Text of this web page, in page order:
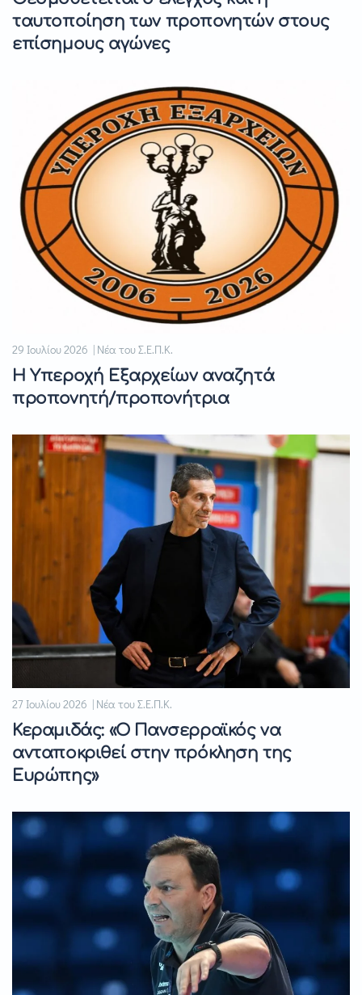
ταυτοποίηση των προπονητών στους
επίσημους αγώνες
29 Ιουλίου 2026 | Νέα του Σ.Ε.Π.Κ.
Η Υπεροχή Εξαρχείων αναζητά
προπονητή/προπονήτρια
27 Ιουλίου 2026 | Νέα του Σ.Ε.Π.Κ.
Κεραμιδάς: «Ο Πανσερραϊκός να
ανταποκριθεί στην πρόκληση της
Ευρώπης»